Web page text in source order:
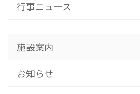
行事ニュース
施設案内
お知らせ